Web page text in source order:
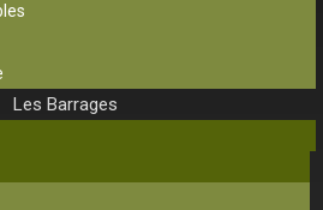
Les Barrages